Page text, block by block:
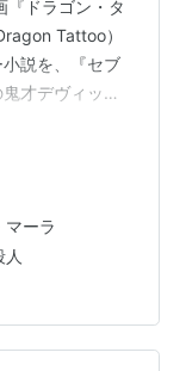
ー・ピクチャー
(34件) を見る
・タトゥーの
ミステリ文庫)
『ドラゴン・タ
Tattoo）
説を、『セブ
才デヴィッ
ーナリストの
がら社会不適
という異色の
された40年前
に覆われた孤
マーラ
人